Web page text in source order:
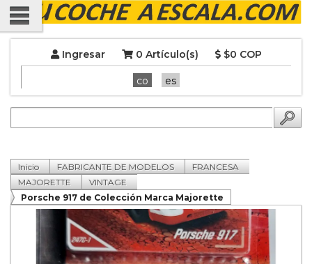
Ingresar 0 Artículo(s) $0 COP
co es
Inicio FABRICANTE DE MODELOS
FRANCESA
MAJORETTE
VINTAGE
Porsche 917 de Colección Marca Majorette